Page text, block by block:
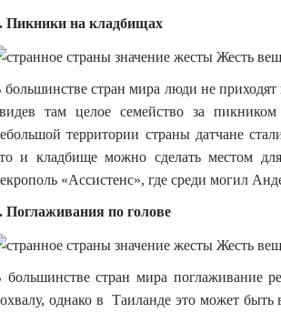
Пикники на кладбищах
большинстве стран мира люди не
там целое семейство за
территории страны датчане
и кладбище можно сделать местом
«Ассистенс», где среди могил
Поглаживания по голове
большинстве стран мира поглаживание
однако в Таиланде это может быть